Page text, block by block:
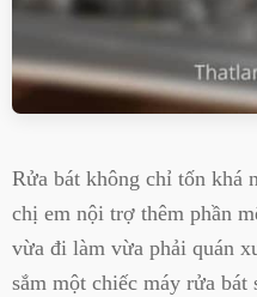
Rửa bát không chỉ tốn khá
chị em nội trợ thêm phần
vừa đi làm vừa phải quán
sắm một chiếc máy rửa bát